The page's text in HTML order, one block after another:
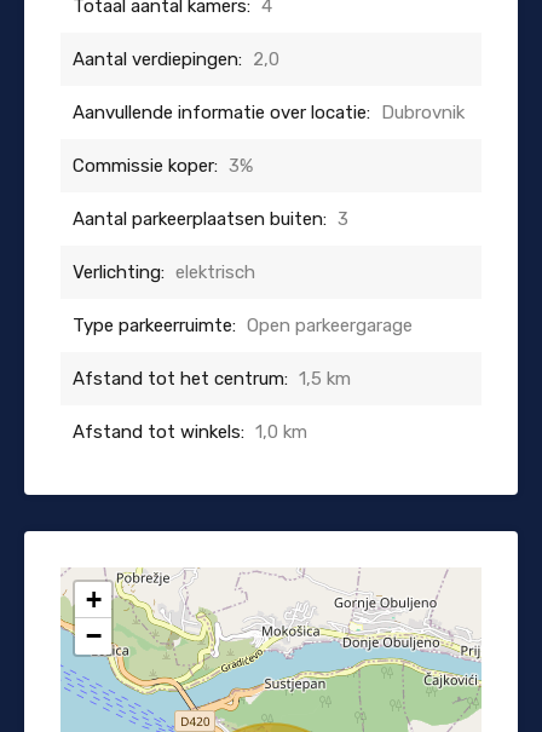
Totaal aantal kamers: 4
Aantal verdiepingen: 2,0
Aanvullende informatie over locatie: Dubrovnik
Commissie koper: 3%
Aantal parkeerplaatsen buiten: 3
Verlichting: elektrisch
Type parkeerruimte: Open parkeergarage
Afstand tot het centrum: 1,5 km
Afstand tot winkels: 1,0 km
+
−